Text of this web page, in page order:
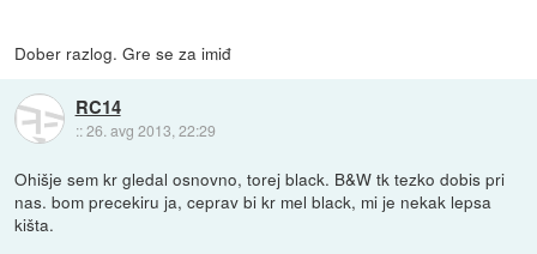
Dober razlog. Gre se za imiđ
RC14
::26. avg 2013, 22:29
Ohišje sem kr gledal osnovno, torej black. B&W tk tezko dobis pri
nas. bom precekiru ja, ceprav bi kr mel black, mi je nekak lepsa
kišta.